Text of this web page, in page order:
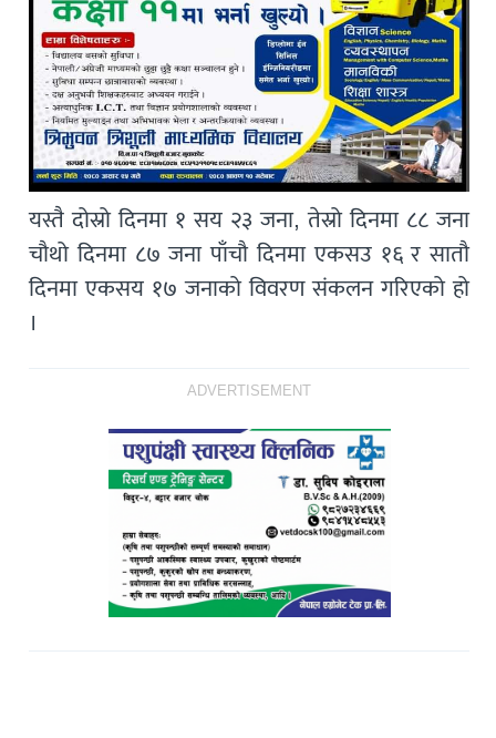
यस्तै दोस्रो दिनमा १ सय २३ जना, तेस्रो दिनमा ८८ जना
चौथो दिनमा ८७ जना पाँचौ दिनमा एकसउ १६ र सातौ
दिनमा एकसय १७ जनाको विवरण संकलन गरिएको हो
।
ADVERTISEMENT